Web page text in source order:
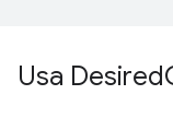
Usa Desired